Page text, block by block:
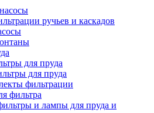
ручьев и каскадов
для пруда
для пруда
фильтрации
фильтра
и лампы для пруда и